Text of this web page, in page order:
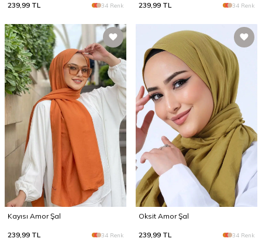
239,99 TL 34 Renk 239,99 TL 34 Renk
Kayısı Amor Şal
239,99 TL 34 Renk
Oksit Amor Şal
239,99 TL 34 Renk